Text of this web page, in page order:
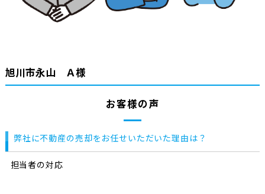
旭川市永山 Ａ様
お客様の声
弊社に不動産の売却をお任せいただいた理由は？
担当者の対応